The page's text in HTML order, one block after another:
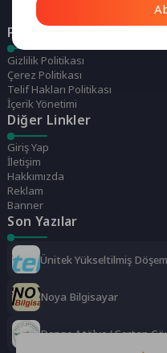
Politikalarımız
Gizlilik Politikası
Çerez Politikası
Telif Hakları Politikası
İçerik Yönetimi
Diğer Linkler
Giriş Yap
İletişim
Hakkımızda
Reklam
Banner
Son Yazılar
Ünitek Yükseltilmiş
Noya Bilgisayar
Denge Atölye ( Sertap